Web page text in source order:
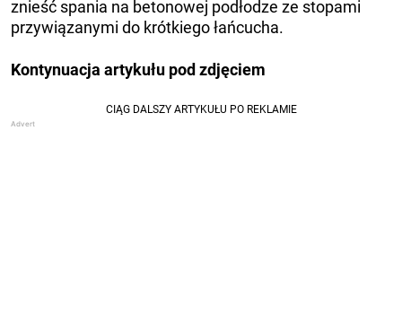
znieść spania na betonowej podłodze ze stopami
przywiązanymi do krótkiego łańcucha.
Kontynuacja artykułu pod zdjęciem